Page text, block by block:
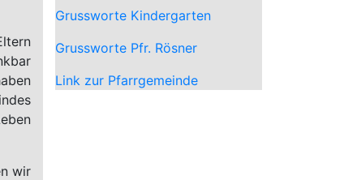
wir
Grussworte Kindergarten
Grussworte Pfr. Rösner
Link zur Pfarrgemeinde